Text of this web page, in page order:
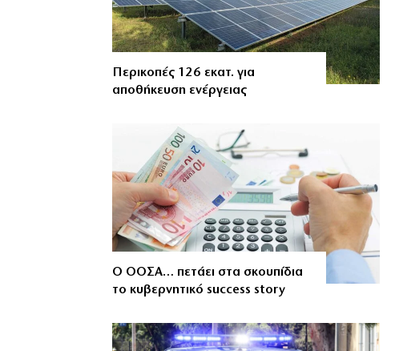
Περικοπές 126 εκατ. για
αποθήκευση ενέργειας
Ο ΟΟΣΑ… πετάει στα σκουπίδια
το κυβερνητικό success story